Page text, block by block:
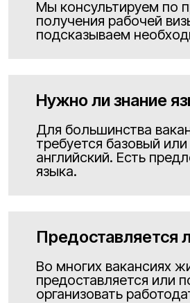
Мы консультируем по
получения рабочей
подсказываем
Нужно ли знание
Для большинства
требуется базовый
английский. Есть
языка.
Предоставляется
Во многих вакансиях
предоставляется или
организовать